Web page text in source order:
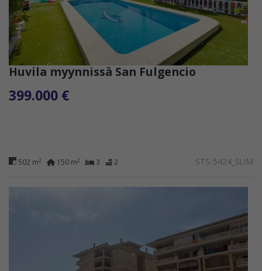
Huvila myynnissä San Fulgencio
399.000 €
502 m2 150 m2 3 2 STS-5424_SUM